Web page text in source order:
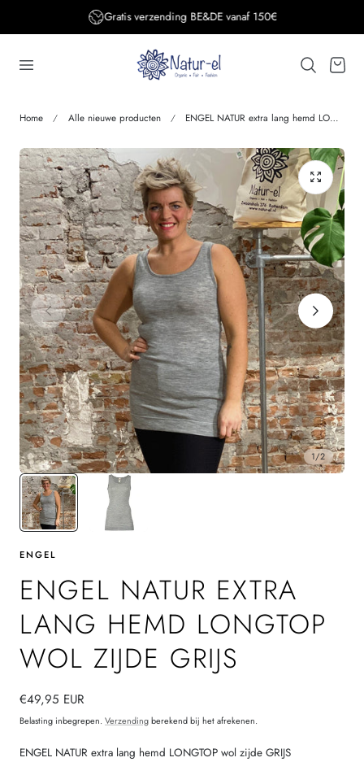
Gratis verzending BE&DE vanaf 150€
Home Alle nieuwe producten ENGEL NATUR extra lang hemd LONGTOP wol zijde GRIJS
1/2
ENGEL
ENGEL NATUR EXTRA
LANG HEMD LONGTOP
WOL ZIJDE GRIJS
Normale
prijs
€49,95 EUR
Belasting inbegrepen. Verzendingberekend bij het afrekenen.
ENGEL NATUR extra lang hemd LONGTOP wol zijde GRIJS